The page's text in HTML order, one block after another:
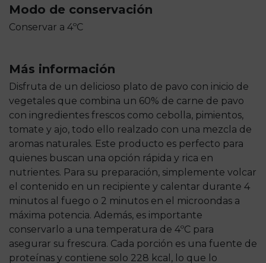
Modo de conservación
Conservar a 4ºC
Más información
Disfruta de un delicioso plato de pavo con inicio de
vegetales que combina un 60% de carne de pavo
con ingredientes frescos como cebolla, pimientos,
tomate y ajo, todo ello realzado con una mezcla de
aromas naturales. Este producto es perfecto para
quienes buscan una opción rápida y rica en
nutrientes. Para su preparación, simplemente volcar
el contenido en un recipiente y calentar durante 4
minutos al fuego o 2 minutos en el microondas a
máxima potencia. Además, es importante
conservarlo a una temperatura de 4ºC para
asegurar su frescura. Cada porción es una fuente de
proteínas y contiene solo 228 kcal, lo que lo